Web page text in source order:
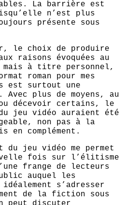
La barrière est
n’est plus
présente sous
le choix de produire
raisons évoquées au
à titre personnel,
roman pour mes
est surtout une
Avec plus de moyens, au
décevoir certains, le
jeu vidéo auraient été
non pas à la
en complément.
du jeu vidéo me permet
fois sur l’élitisme
frange de lecteurs
auquel les
s’adresser
de la fiction sous